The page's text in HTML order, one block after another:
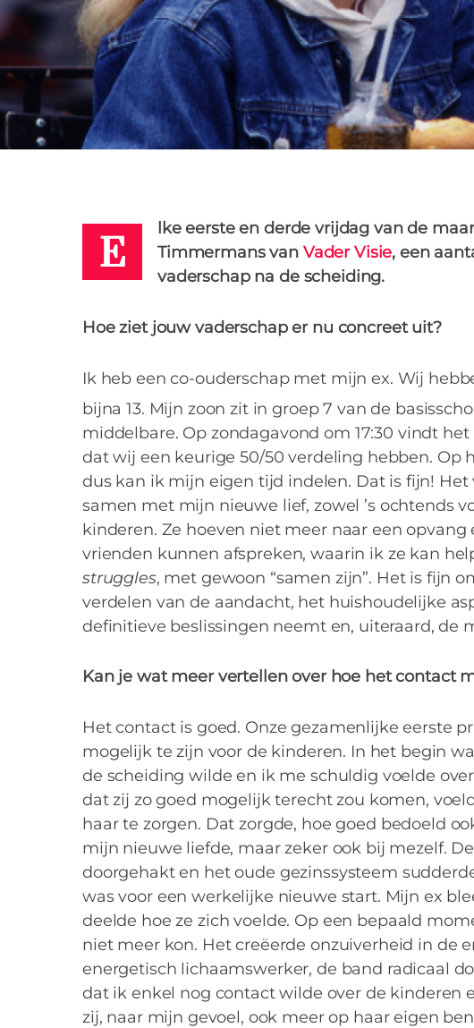
Vader vrijdag
E
lke eerste en derde vrijdag van de
Timmermans van Vader Visie, een
vaderschap na de scheiding.
Hoe ziet jouw vaderschap er nu concreet uit?
Ik heb een co-ouderschap met mijn ex. Wij
bijna 13. Mijn zoon zit in groep 7 van de
middelbare. Op zondagavond om 17:30 vindt
dat wij een keurige 50/50 verdeling hebben. Op
dus kan ik mijn eigen tijd indelen. Dat is fijn! Het
samen met mijn nieuwe lief, zowel ’s ochtends
kinderen. Ze hoeven niet meer naar een
vrienden kunnen afspreken, waarin ik ze kan
struggles, met gewoon “samen zijn”. Het is fijn
verdelen van de aandacht, het huishoudelijke
definitieve beslissingen neemt en, uiteraard, de
Kan je wat meer vertellen over hoe het contact
Het contact is goed. Onze gezamenlijke eerste
mogelijk te zijn voor de kinderen. In het begin
de scheiding wilde en ik me schuldig voelde
dat zij zo goed mogelijk terecht zou komen,
haar te zorgen. Dat zorgde, hoe goed bedoeld
mijn nieuwe liefde, maar zeker ook bij mezelf.
doorgehakt en het oude gezinssysteem
was voor een werkelijke nieuwe start. Mijn ex
deelde hoe ze zich voelde. Op een bepaald
niet meer kon. Het creëerde onzuiverheid in de
energetisch lichaamswerker, de band radicaal
dat ik enkel nog contact wilde over de kinderen
zij, naar mijn gevoel, ook meer op haar eigen